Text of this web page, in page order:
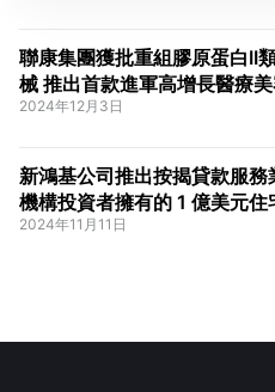
聯康集團獲批重組膠原蛋白II
械 推出首款進軍高增長醫療美
上市產品——肌顏態®
2024年12月3日
新鴻基公司推出按揭貸款服務業務
機構投資者擁有的 1 億美元住
款組合
2024年11月11日